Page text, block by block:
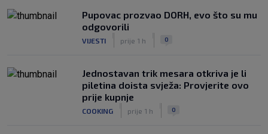
Pupovac prozvao DORH, evo što su mu
odgovorili
VIJESTI prije 1 h 0
Jednostavan trik mesara otkriva je li
piletina doista svježa: Provjerite ovo
prije kupnje
COOKING prije 1 h 0